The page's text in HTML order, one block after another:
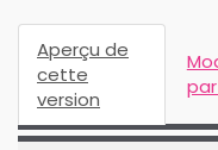
Aperçu de
cette
version